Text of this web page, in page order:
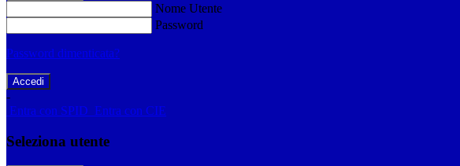
Nome Utente
Password
Password dimenticata?
-
Entra con SPID Entra con CIE
Seleziona utente